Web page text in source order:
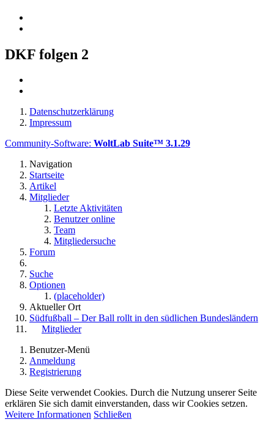
DKF folgen 2
Datenschutzerklärung
Impressum
Community-Software: WoltLab Suite™ 3.1.29
Navigation
Startseite
Artikel
Mitglieder
Letzte Aktivitäten
Benutzer online
Team
Mitgliedersuche
Forum
Suche
Optionen
(placeholder)
Aktueller Ort
Südfußball – Der Ball rollt in den südlichen Bundesländern
Mitglieder
Benutzer-Menü
Anmeldung
Registrierung
Diese Seite verwendet Cookies. Durch die Nutzung unserer Seite
erklären Sie sich damit einverstanden, dass wir Cookies setzen.
Weitere Informationen Schließen